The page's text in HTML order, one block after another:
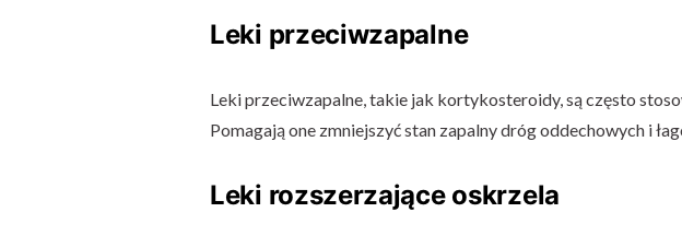
Leki przeciwzapalne
Leki przeciwzapalne, takie jak kortykosteroidy, są często
Pomagają one zmniejszyć stan zapalny dróg oddechowych i
Leki rozszerzające oskrzela